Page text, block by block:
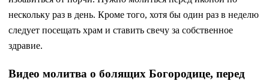
нескольку раз в день. Кроме того, хотя бы один раз в неделю
следует посещать храм и ставить свечу за собственное
здравие.
Видео молитва о болящих Богородице, перед